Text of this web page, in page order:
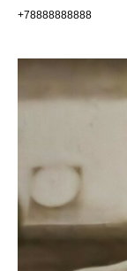
+78888888888